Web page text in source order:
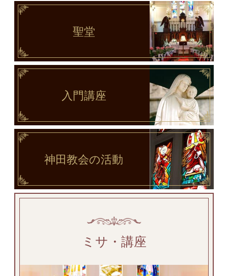
聖堂
入門講座
神田教会の活動
ミサ・講座